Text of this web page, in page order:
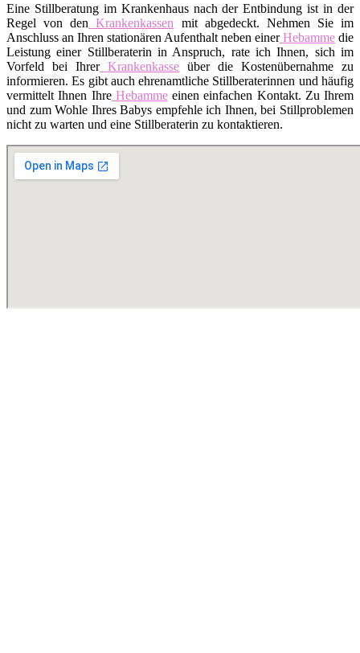
Eine Stillberatung im Krankenhaus nach der Entbindung ist in der
Regel von den Krankenkassen mit abgedeckt. Nehmen Sie im
Anschluss an Ihren stationären Aufenthalt neben einerHebamme die
Leistung einer Stillberaterin in Anspruch, rate ich Ihnen, sich im
Vorfeld bei IhrerKrankenkasse über die Kostenübernahme zu
informieren. Es gibt auch ehrenamtliche Stillberaterinnen und häufig
vermittelt Ihnen IhreHebammeeinen einfachen Kontakt. Zu Ihrem
und zum Wohle Ihres Babys empfehle ich Ihnen, bei Stillproblemen
nicht zu warten und eine Stillberaterin zu kontaktieren.